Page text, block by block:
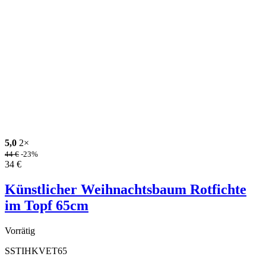
5,0 2×
44€ -23%
34 €
Künstlicher Weihnachtsbaum Rotfichte
im Topf 65cm
Vorrätig
SSTIHKVET65